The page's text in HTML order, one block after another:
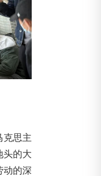
克思主
头的大
动的深